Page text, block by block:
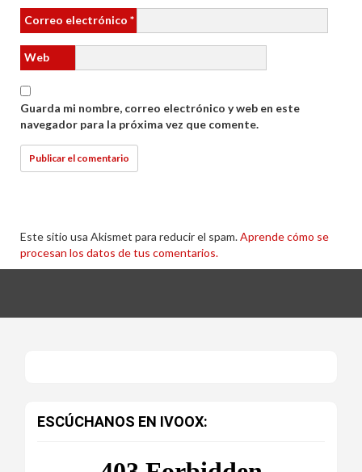
Correo electrónico *
Web
Guarda mi nombre, correo electrónico y web en este
navegador para la próxima vez que comente.
Este sitio usa Akismet para reducir el spam.Aprende cómo se
procesan los datos de tus comentarios.
ESCÚCHANOS EN IVOOX: